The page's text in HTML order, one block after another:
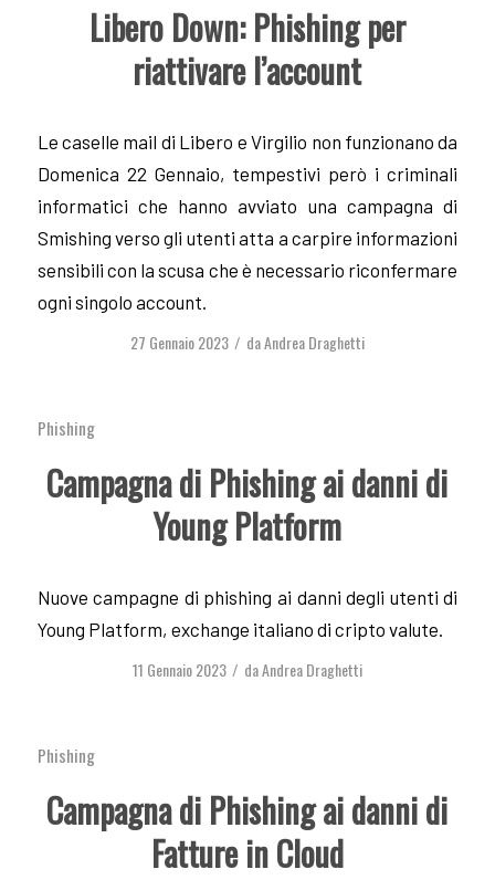
Libero Down: Phishing per
riattivare l’account
Le caselle mail di Libero e Virgilio non funzionano da
Domenica 22 Gennaio, tempestivi però i criminali
informatici che hanno avviato una campagna di
Smishing verso gli utenti atta a carpire informazioni
sensibili con la scusa che è necessario riconfermare
ogni singolo account.
27 Gennaio 2023 / daAndrea Draghetti
Phishing
Campagna di Phishing ai danni di
Young Platform
Nuove campagne di phishing ai danni degli utenti di
Young Platform, exchange italiano di cripto valute.
11 Gennaio 2023 / daAndrea Draghetti
Phishing
Campagna di Phishing ai danni di
Fatture in Cloud